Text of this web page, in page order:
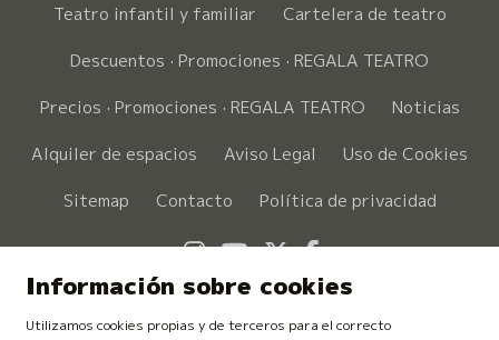
Teatro infantil y familiar
Cartelera de teatro
Descuentos · Promociones · REGALA TEATRO
Precios · Promociones · REGALA TEATRO
Noticias
Alquiler de espacios
Aviso Legal
Uso de Cookies
Sitemap
Contacto Política de privacidad
Link a instagram
Link a youtube
Link a twitter
Link a
Información sobre cookies
Utilizamos cookies propias y de terceros para el correcto